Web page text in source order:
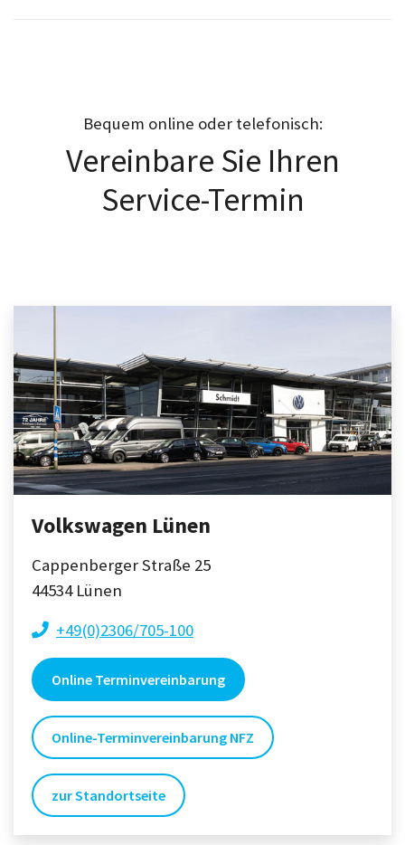
Vereinbare Sie Ihren
Service-Termin
Bequem online oder telefonisch:
Volkswagen Lünen
Cappenberger Straße 25
44534 Lünen
+49(0)2306/705-100
Online Terminvereinbarung
Online-Terminvereinbarung NFZ
zur Standortseite